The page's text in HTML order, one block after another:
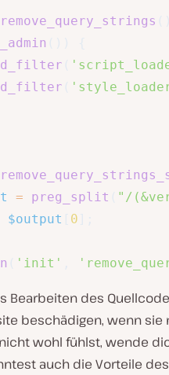
remove_query_strings
= preg_split "/
$output 0
'init'
Bearbeiten des
beschädigen, wenn
wohl fühlst, wende
auch die Vorteile